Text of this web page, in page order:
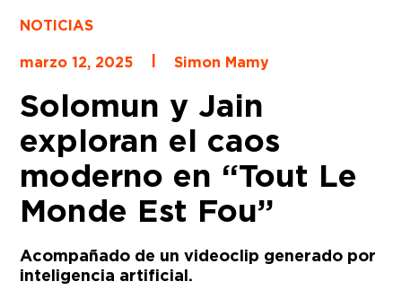
NOTICIAS
marzo 12, 2025
Simon Mamy
Solomun y Jain
exploran el caos
moderno en “Tout Le
Monde Est Fou”
Acompañado de un videoclip generado por
inteligencia artificial.